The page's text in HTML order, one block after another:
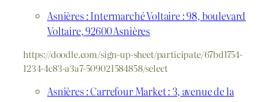
Asnières : Intermarché Voltaire : 98, boulevard
Voltaire, 92600 Asnières
https://doodle.com/sign-up-sheet/participate/67bd1754-
1234-4c83-a3a7-509021584858/select
Asnières : Carrefour Market : 3, avenue de la